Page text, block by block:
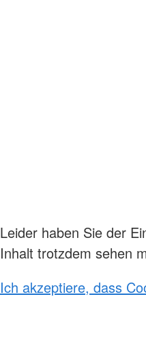
Leider haben Sie der
Inhalt trotzdem sehen
Ich akzeptiere, dass